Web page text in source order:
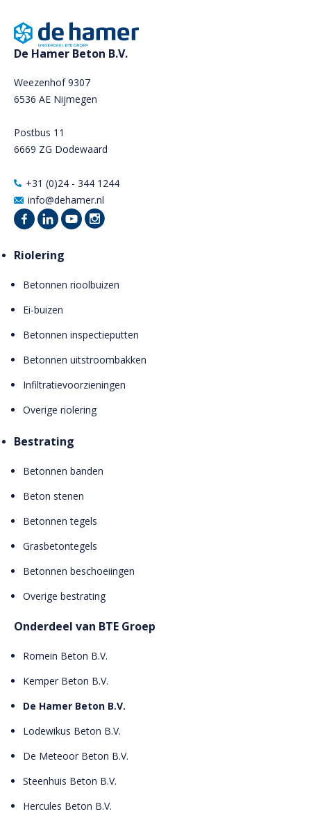
De Hamer Beton B.V.
Weezenhof 9307
6536 AE Nijmegen
Postbus 11
6669 ZG Dodewaard
+31 (0)24 - 344 1244
info@dehamer.nl
Riolering
Betonnen rioolbuizen
Ei-buizen
Betonnen inspectieputten
Betonnen uitstroombakken
Infiltratievoorzieningen
Overige riolering
Bestrating
Betonnen banden
Beton stenen
Betonnen tegels
Grasbetontegels
Betonnen beschoeiingen
Overige bestrating
Onderdeel van BTE Groep
Romein Beton B.V.
Kemper Beton B.V.
De Hamer Beton B.V.
Lodewikus Beton B.V.
De Meteoor Beton B.V.
Steenhuis Beton B.V.
Hercules Beton B.V.